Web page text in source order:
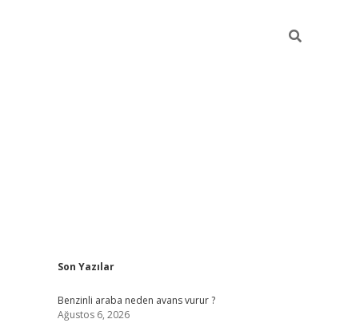
Sidebar
Son Yazılar
Benzinli araba neden avans vurur ?
Ağustos 6, 2026